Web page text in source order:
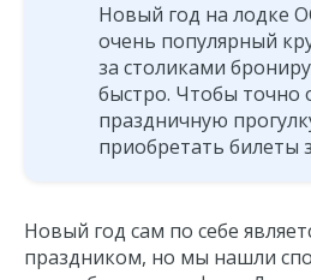
Новый год на лодке
очень популярный
за столиками
быстро. Чтобы точно
праздничную
приобретать билеты
Новый год сам по себе
праздником, но мы нашли